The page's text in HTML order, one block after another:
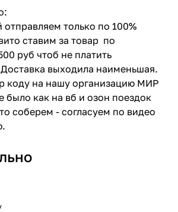
отправляем только по 100%
ставим за товар по
руб чтоб не платить
выходила наименьшая.
коду на нашу организацию МИР
было как на вб и озон поездок
соберем - согласуем по видео